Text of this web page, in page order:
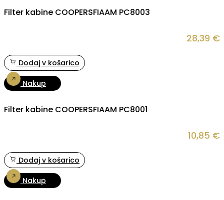
Filter kabine COOPERSFIAAM PC8003
28,39 €
Dodaj v košarico
Nakup
Filter kabine COOPERSFIAAM PC8001
10,85 €
Dodaj v košarico
Nakup